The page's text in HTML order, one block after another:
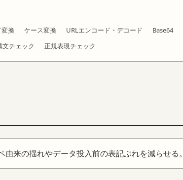
換 ケース変換 URLエンコード・デコード Base64
文チェック 正規表現チェック
来の揺れやデータ投入前の表記ぶれを減らせる。